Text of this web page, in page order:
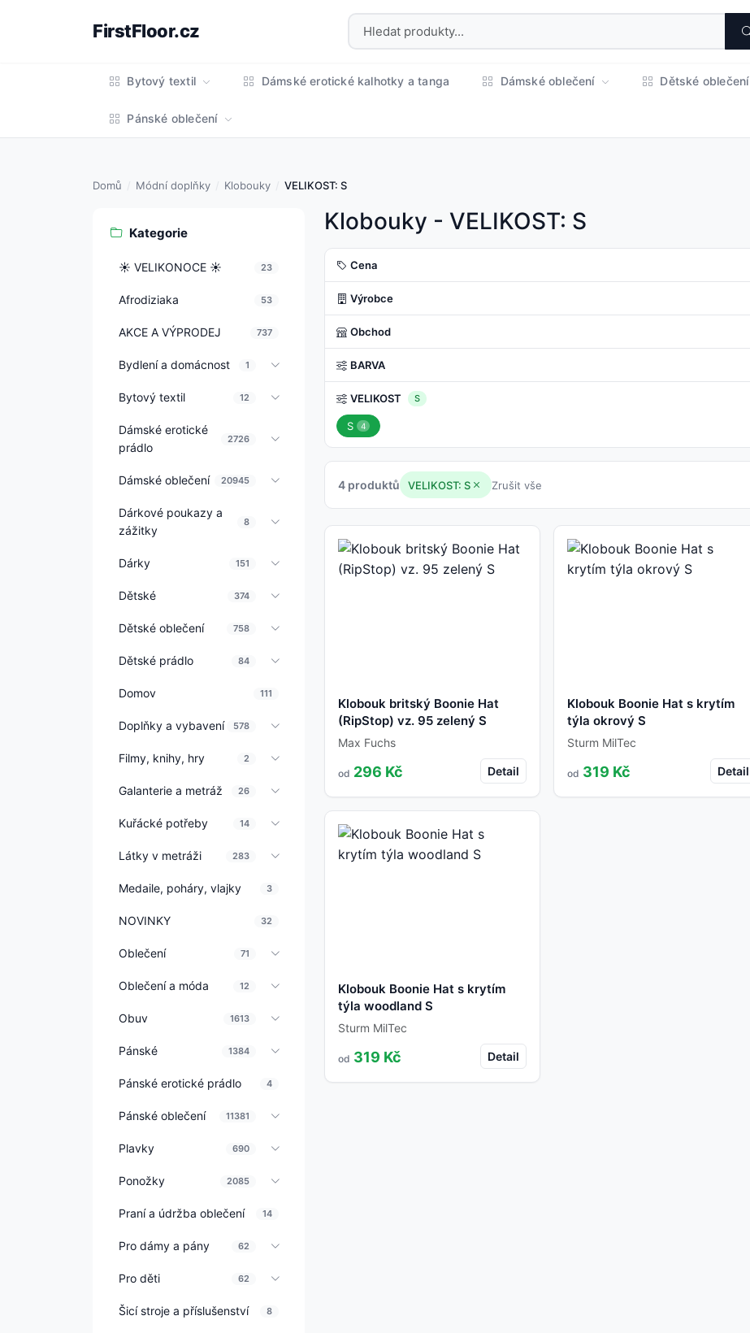
FirstFloor.cz
Bytový textil Dámské erotické kalhotky a tanga Dámské oblečení Dětské oblečení
Pánské oblečení
Domů Módní doplňky Klobouky VELIKOST: S
Klobouky - VELIKOST: S
Cena
Výrobce
Obchod
BARVA
VELIKOST S
S 4
4 produktů VELIKOST: S Zrušit vše
Klobouk britský Boonie Hat
(RipStop) vz. 95 zelený S
Max Fuchs
od 296 Kč Detail
Klobouk Boonie Hat s krytím
týla okrový S
Sturm MilTec
od 319 Kč Detail
Klobouk Boonie Hat s krytím
týla woodland S
Sturm MilTec
od 319 Kč Detail
Kategorie
☀️ VELIKONOCE ☀️ 23
Afrodiziaka 53
AKCE A VÝPRODEJ 737
Bydlení a domácnost 1
Bytový textil 12
Dámské erotické
prádlo
2726
Dámské oblečení 20945
Dárkové poukazy a
zážitky
8
Dárky 151
Dětské 374
Dětské oblečení 758
Dětské prádlo 84
Domov 111
Doplňky a vybavení 578
Filmy, knihy, hry 2
Galanterie a metráž 26
Kuřácké potřeby 14
Látky v metráži 283
Medaile, poháry, vlajky 3
NOVINKY 32
Oblečení 71
Oblečení a móda 12
Obuv 1613
Pánské 1384
Pánské erotické prádlo 4
Pánské oblečení 11381
Plavky 690
Ponožky 2085
Praní a údržba oblečení 14
Pro dámy a pány 62
Pro děti 62
Šicí stroje a příslušenství 8